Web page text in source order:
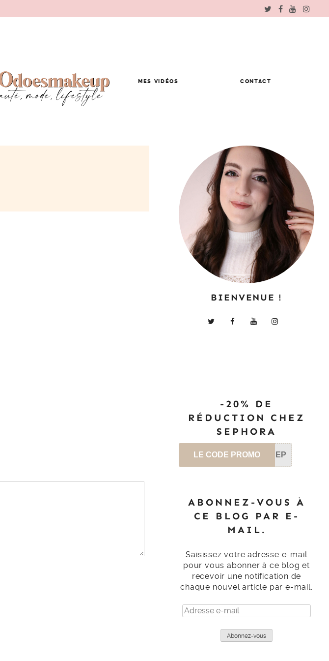
MES VIDÉOS CONTACT
BIENVENUE !
-20% DE
RÉDUCTION CHEZ
SEPHORA
LE CODE PROMO SEP
ABONNEZ-VOUS À
CE BLOG PAR E-
MAIL.
Saisissez votre adresse e-mail
pour vous abonner à ce blog et
recevoir une notification de
chaque nouvel article par e-mail.
Adresse
e-
Abonnez-vous